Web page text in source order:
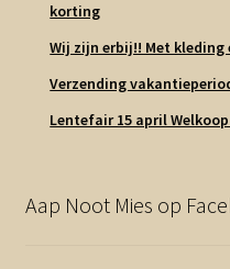
korting
Wij zijn erbij!! Met kleding
Verzending
Lentefair 15 april
Aap Noot Mies op